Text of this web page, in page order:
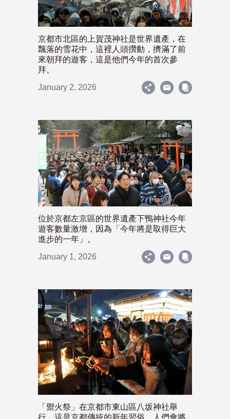
京都市北區的上賀茂神社是世界遺產，在
飄落的雪花中，這裡人頭攢動，擠滿了前
來朝拜的遊客，這是他們今年的首次參
拜。
January 2, 2026
位於京都左京區的世界遺產下鴨神社今年
遊客數量激增，因為「今年將是取得巨大
進步的一年」。
January 1, 2026
「禦火祭」在京都市東山區八坂神社舉
行。這是京都傳統的新年習俗，人們會將